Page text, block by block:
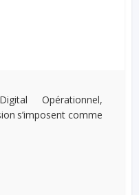
Opérationnel,
s’imposent comme